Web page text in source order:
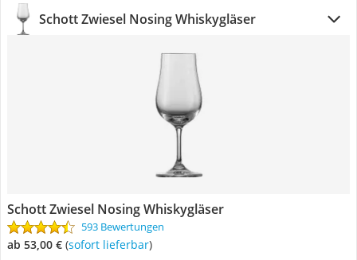
Schott Zwiesel Nosing Whiskygläser
Schott Zwiesel Nosing Whiskygläser
593 Bewertungen
ab 53,00 € ( Sofort lieferbar)